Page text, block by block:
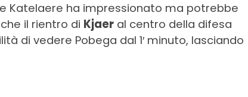
Katelaere ha impressionato ma potrebbe
il rientro di Kjaer al centro della difesa
di vedere Pobega dal 1′ minuto, lasciando